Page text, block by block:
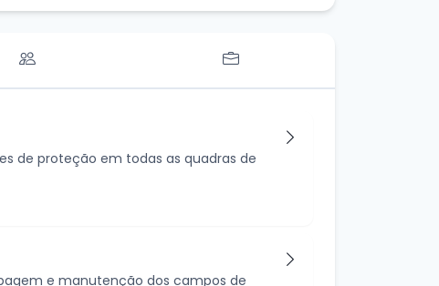
de proteção em todas as quadras de
e manutenção dos campos de